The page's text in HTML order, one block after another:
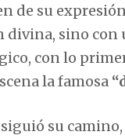
de su
divina, sino con
con lo
la famosa
su